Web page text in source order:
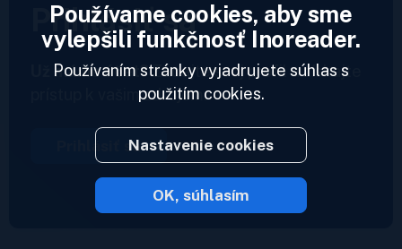
Prihlásiť sa
Už máme účet?Zadajte svoj profil a získajte
prístup k vašim zdrojom.
Prihlásiť sa
2023 © Inoreader
Používame cookies, aby sme
vylepšili funkčnosť Inoreader.
Používaním stránky vyjadrujete súhlas s
použitím cookies.
Nastavenie cookies
OK, súhlasím